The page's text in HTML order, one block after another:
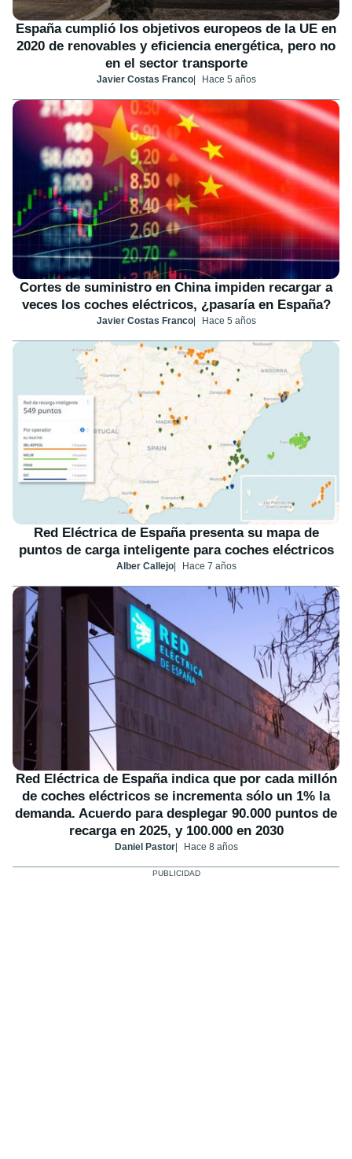
España cumplió los objetivos europeos de la UE en
2020 de renovables y eficiencia energética, pero no
en el sector transporte
Javier Costas Franco Hace 5 años
Cortes de suministro en China impiden recargar a
veces los coches eléctricos, ¿pasaría en España?
Javier Costas Franco Hace 5 años
Red Eléctrica de España presenta su mapa de
puntos de carga inteligente para coches eléctricos
Alber Callejo Hace 7 años
Red Eléctrica de España indica que por cada millón
de coches eléctricos se incrementa sólo un 1% la
demanda. Acuerdo para desplegar 90.000 puntos de
recarga en 2025, y 100.000 en 2030
Daniel Pastor Hace 8 años